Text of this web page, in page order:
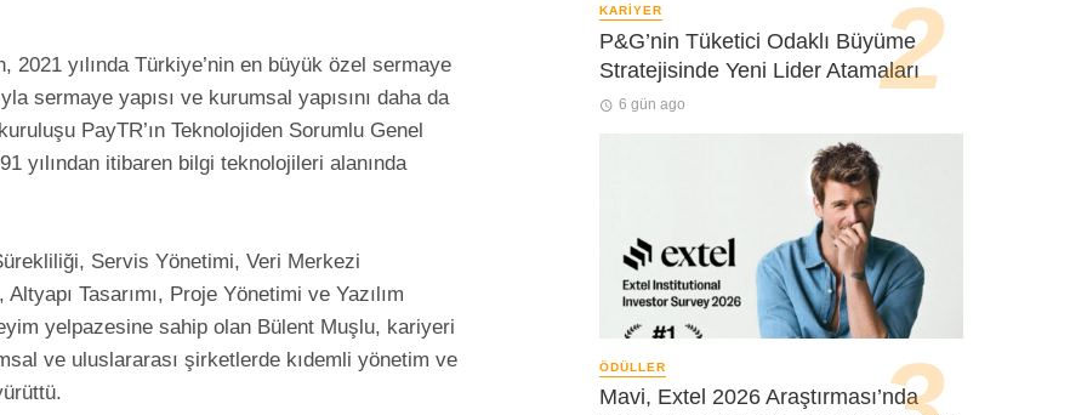
2021 yılında Türkiye’nin en büyük özel sermaye
sermaye yapısı ve kurumsal yapısını daha da
PayTR’ın Teknolojiden Sorumlu Genel
yılından itibaren bilgi teknolojileri alanında
Servis Yönetimi, Veri Merkezi
Tasarımı, Proje Yönetimi ve Yazılım
yelpazesine sahip olan Bülent Muşlu, kariyeri
ve uluslararası şirketlerde kıdemli yönetim ve
KARIYER
P&G’nin Tüketici Odaklı Büyüme
Stratejisinde Yeni Lider Atamaları
6 gün ago
ÖDÜLLER
Mavi, Extel 2026 Araştırması’nda